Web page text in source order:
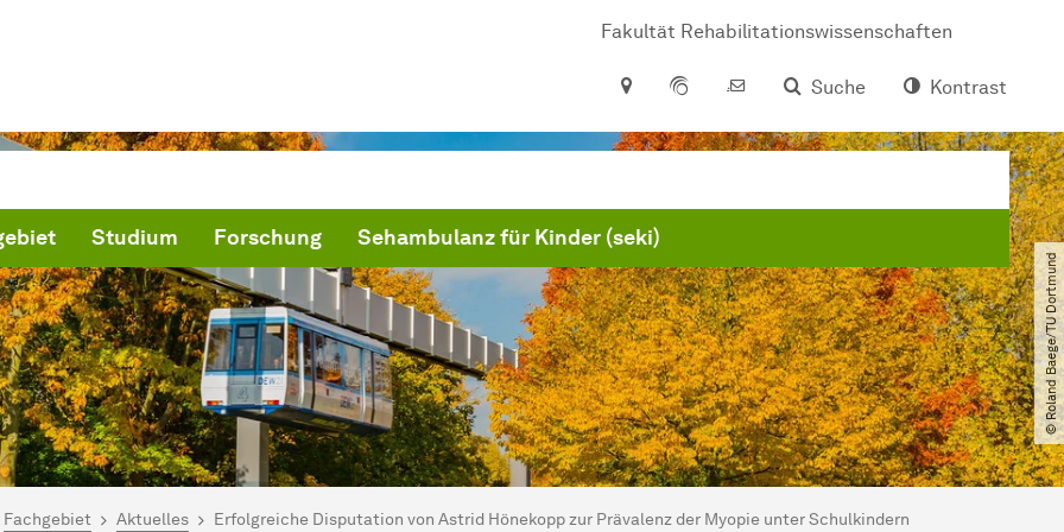
Fakultät Rehabilitationswissenschaften
Suche
Kontrast
Studium Forschung Sehambulanz für Kinder (seki)
© Roland Baege​/​TU Dortmund
hier:
Fachgebiet Aktuelles Erfolgreiche Disputation von Astrid Hönekopp zur Prävalenz der Myopie unter Schulkindern